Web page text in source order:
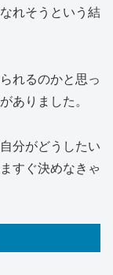
れそうという結
れるのかと思っ
ありました。
分がどうしたい
すぐ決めなきゃ